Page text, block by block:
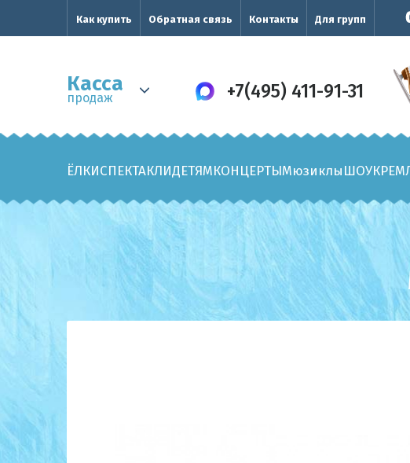
Как купить Обратная связь Контакты Для групп
Касса
продаж +7(495) 411-91-31
ЁЛКИСПЕКТАКЛИДЕТЯМКОНЦЕРТЫМюзиклыШОУ